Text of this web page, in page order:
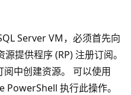
Server VM，必须首先向
提供程序 (RP) 注册订阅。
阅中创建资源。 可以使用
执行此操作。